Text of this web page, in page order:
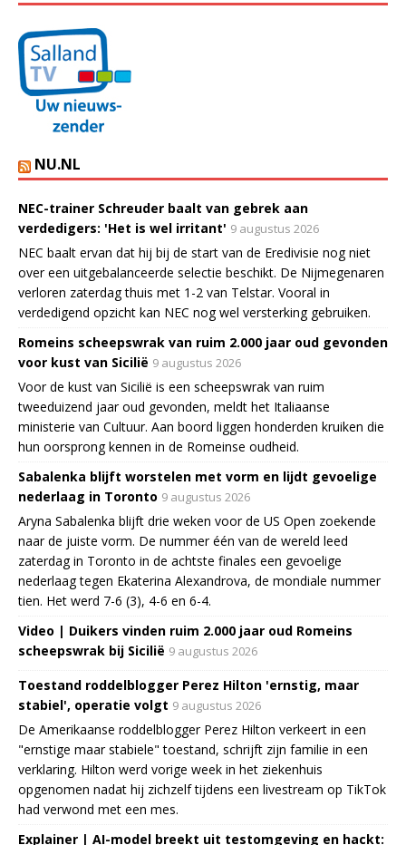
NU.NL
NEC-trainer Schreuder baalt van gebrek aan
verdedigers: 'Het is wel irritant' 9 augustus 2026
NEC baalt ervan dat hij bij de start van de Eredivisie nog niet
over een uitgebalanceerde selectie beschikt. De Nijmegenaren
verloren zaterdag thuis met 1-2 van Telstar. Vooral in
verdedigend opzicht kan NEC nog wel versterking gebruiken.
Romeins scheepswrak van ruim 2.000 jaar oud gevonden
voor kust van Sicilië 9 augustus 2026
Voor de kust van Sicilië is een scheepswrak van ruim
tweeduizend jaar oud gevonden, meldt het Italiaanse
ministerie van Cultuur. Aan boord liggen honderden kruiken die
hun oorsprong kennen in de Romeinse oudheid.
Sabalenka blijft worstelen met vorm en lijdt gevoelige
nederlaag in Toronto 9 augustus 2026
Aryna Sabalenka blijft drie weken voor de US Open zoekende
naar de juiste vorm. De nummer één van de wereld leed
zaterdag in Toronto in de achtste finales een gevoelige
nederlaag tegen Ekaterina Alexandrova, de mondiale nummer
tien. Het werd 7-6 (3), 4-6 en 6-4.
Video | Duikers vinden ruim 2.000 jaar oud Romeins
scheepswrak bij Sicilië 9 augustus 2026
Toestand roddelblogger Perez Hilton 'ernstig, maar
stabiel', operatie volgt 9 augustus 2026
De Amerikaanse roddelblogger Perez Hilton verkeert in een
"ernstige maar stabiele" toestand, schrijft zijn familie in een
verklaring. Hilton werd vorige week in het ziekenhuis
opgenomen nadat hij zichzelf tijdens een livestream op TikTok
had verwond met een mes.
Explainer | AI-model breekt uit testomgeving en hackt: